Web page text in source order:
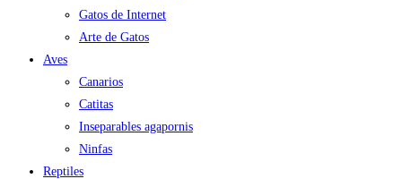
Gatos de Internet
Arte de Gatos
Aves
Canarios
Catitas
Inseparables agapornis
Ninfas
Reptiles